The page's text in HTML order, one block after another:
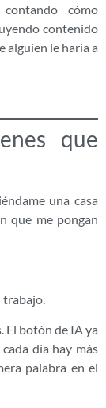
cómo
contenido
alguien le haría a
que
una casa
que me pongan
trabajo.
El botón de IA ya
día hay más
palabra en el